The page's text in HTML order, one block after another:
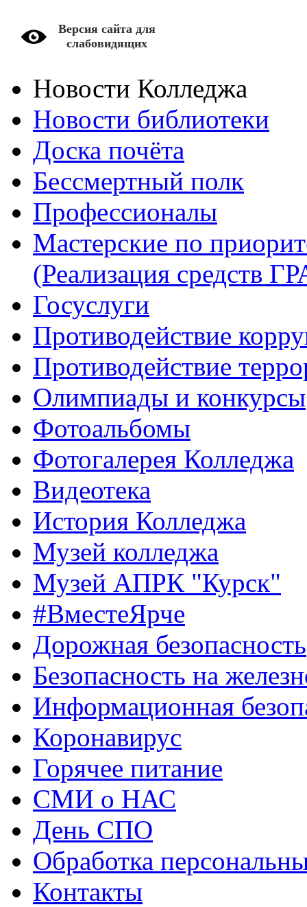
Версия сайта для
слабовидящих
Новости Колледжа
Новости библиотеки
Доска почёта
Бессмертный полк
Профессионалы
Мастерские по
(Реализация средств
Госуслуги
Противодействие
Противодействие
Олимпиады и конкурсы
Фотоальбомы
Фотогалерея Колледжа
Видеотека
История Колледжа
Музей колледжа
Музей АПРК "Курск"
#ВместеЯрче
Дорожная безопасность
Безопасность на
Информационная
Коронавирус
Горячее питание
СМИ о НАС
День СПО
Обработка
Контакты